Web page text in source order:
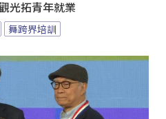
光拓青年就業
舞跨界培訓